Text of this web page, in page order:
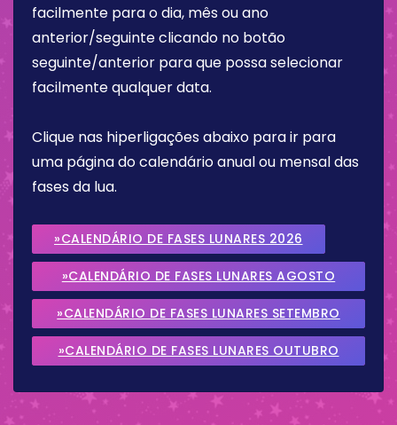
facilmente para o dia, mês ou ano
anterior/seguinte clicando no botão
seguinte/anterior para que possa selecionar
facilmente qualquer data.
Clique nas hiperligações abaixo para ir para
uma página do calendário anual ou mensal das
fases da lua.
»CALENDÁRIO DE FASES LUNARES 2026
»CALENDÁRIO DE FASES LUNARES AGOSTO
2026
»CALENDÁRIO DE FASES LUNARES SETEMBRO
2026
»CALENDÁRIO DE FASES LUNARES OUTUBRO